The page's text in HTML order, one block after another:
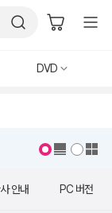
DVD
안내 PC 버전